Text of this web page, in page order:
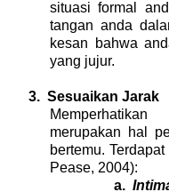
situasi formal
tangan anda
kesan bahwa
yang jujur.
3. Sesuaikan Jarak
merupakan hal
bertemu.
Pease, 2004):
a.